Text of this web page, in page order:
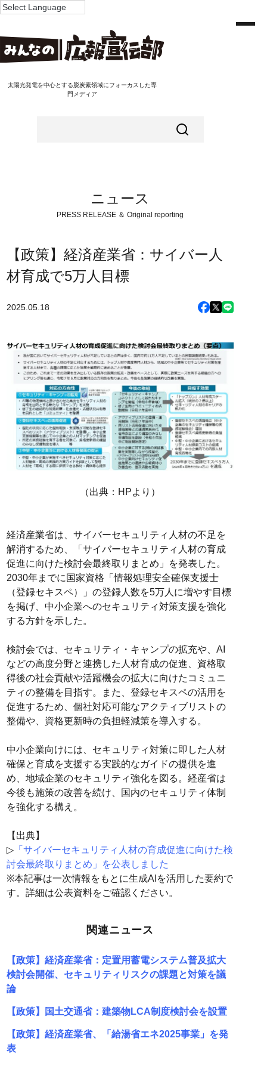
太陽光発電を中心とする脱炭素領域にフォーカスした専
門メディア
ニュース
PRESS RELEASE ＆ Original reporting
【政策】経済産業省：サイバー人
材育成で5万人目標
2025.05.18
（出典：HPより）
経済産業省は、サイバーセキュリティ人材の不足を
解消するため、「サイバーセキュリティ人材の育成
促進に向けた検討会最終取りまとめ」を発表した。
2030年までに国家資格「情報処理安全確保支援士
（登録セキスペ）」の登録人数を5万人に増やす目標
を掲げ、中小企業へのセキュリティ対策支援を強化
する方針を示した。
検討会では、セキュリティ・キャンプの拡充や、AI
などの高度分野と連携した人材育成の促進、資格取
得後の社会貢献や活躍機会の拡大に向けたコミュニ
ティの整備を目指す。また、登録セキスペの活用を
促進するため、個社対応可能なアクティブリストの
整備や、資格更新時の負担軽減策を導入する。
中小企業向けには、セキュリティ対策に即した人材
確保と育成を支援する実践的なガイドの提供を進
め、地域企業のセキュリティ強化を図る。経産省は
今後も施策の改善を続け、国内のセキュリティ体制
を強化する構え。
【出典】
▷「サイバーセキュリティ人材の育成促進に向けた検
討会最終取りまとめ」を公表しました
※本記事は一次情報をもとに生成AIを活用した要約で
す。詳細は公表資料をご確認ください。
関連ニュース
【政策】経済産業省：定置用蓄電システム普及拡大
検討会開催、セキュリティリスクの課題と対策を議
論
【政策】国土交通省：建築物LCA制度検討会を設置
【政策】経済産業省、「給湯省エネ2025事業」を発
表